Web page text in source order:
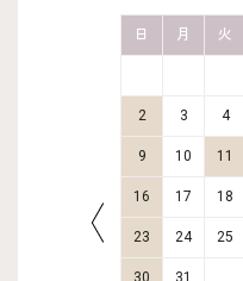
日 月 火
2 3 4
9 10 11
16 17 18
23 24 25
30 31